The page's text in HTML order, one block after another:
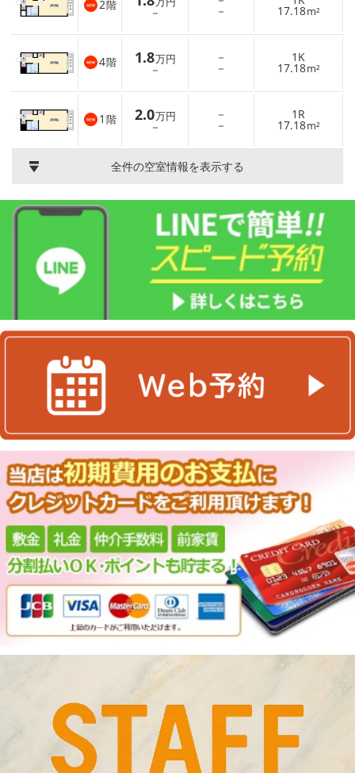
2階 － － 17.18m²
4階 1.8万円
－
－
－
1K
17.18m²
1 階 2.0万円
－
－
－
1R
17.18m²
全件の空室情報を表示する